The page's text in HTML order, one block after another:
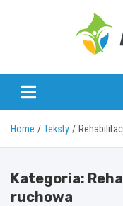
Home Teksty
Kategoria:
ruchowa